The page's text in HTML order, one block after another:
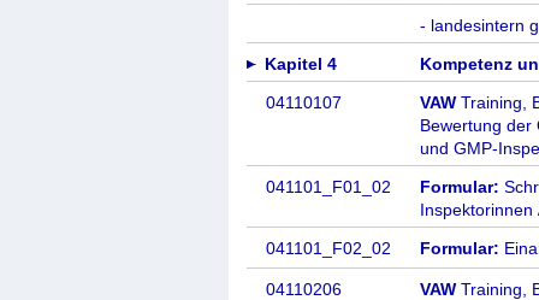
- landesintern
Kapitel 4
Kompetenz
04110107
VAW Training,
Bewertung der
und GMP-
041101_F01_02
Formular:
Inspektorinnen
041101_F02_02
Formular:
04110206 VAW Training,